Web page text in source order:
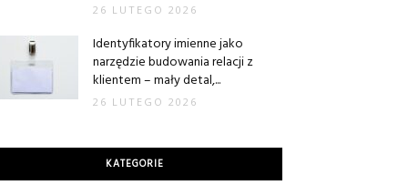
26 LUTEGO 2026
Identyfikatory imienne jako
narzędzie budowania relacji z
klientem – mały detal,...
26 LUTEGO 2026
KATEGORIE